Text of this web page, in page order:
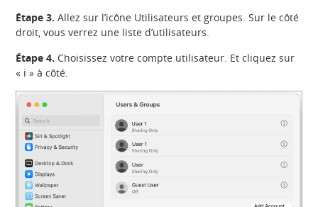
Étape 3.Allez sur l’icône Utilisateurs et groupes. Sur le côté
droit, vous verrez une liste d’utilisateurs.
Étape 4. Choisissez votre compte utilisateur. Et cliquez sur
« i » à côté.